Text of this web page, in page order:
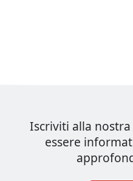
Iscriviti alla nostra
essere